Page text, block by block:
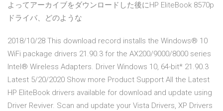
よってアーカイブをダウンロードした後にHP EliteBook 8570p
ドライバ、どのような
2018/10/28 This download record installs the Windows® 10
WiFi package drivers 21.90.3 for the AX200/9000/8000 series
Intel® Wireless Adapters. Driver Windows 10, 64-bit* 21.90.3
Latest 5/20/2020 Show more Product Support All the Latest
HP EliteBook drivers available for download and update using
Driver Reviver. Scan and update your Vista Drivers, XP Drivers